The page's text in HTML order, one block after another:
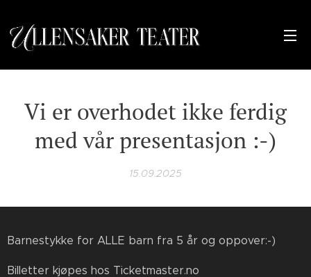
Vi er overhodet ikke ferdig
med vår presentasjon :-)
15.09.2025
Barnestykke for ALLE barn fra 5 år og oppover:-)
Billetter kjøpes hos Ticketmaster.no